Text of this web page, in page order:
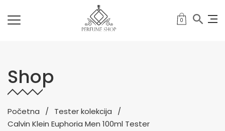
0
Shop
Početna
Tester kolekcija
Calvin Klein Euphoria Men 100ml Tester